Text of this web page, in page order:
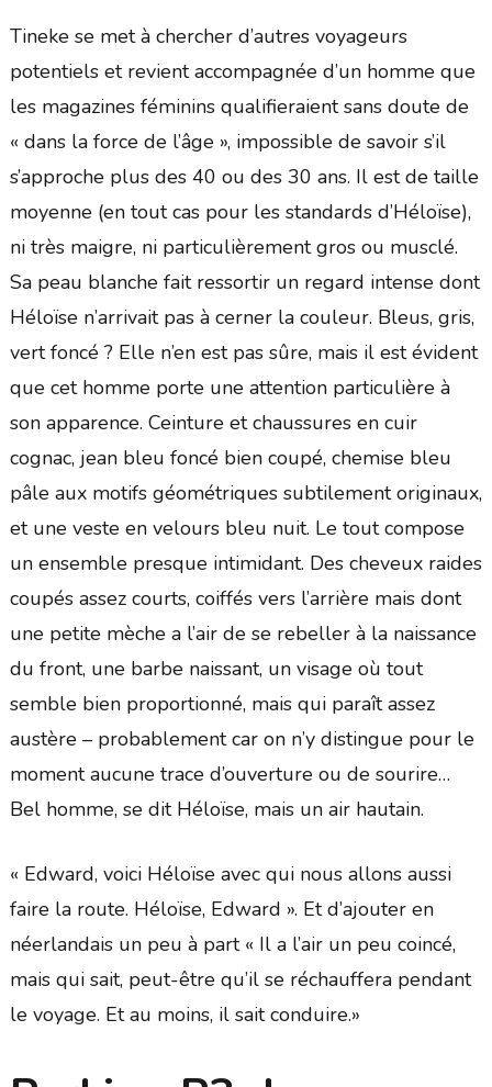
Tineke se met à chercher d’autres voyageurs
potentiels et revient accompagnée d’un homme que
les magazines féminins qualifieraient sans doute de
« dans la force de l’âge », impossible de savoir s’il
s’approche plus des 40 ou des 30 ans. Il est de taille
moyenne (en tout cas pour les standards d’Héloïse),
ni très maigre, ni particulièrement gros ou musclé.
Sa peau blanche fait ressortir un regard intense dont
Héloïse n’arrivait pas à cerner la couleur. Bleus, gris,
vert foncé ? Elle n’en est pas sûre, mais il est évident
que cet homme porte une attention particulière à
son apparence. Ceinture et chaussures en cuir
cognac, jean bleu foncé bien coupé, chemise bleu
pâle aux motifs géométriques subtilement originaux,
et une veste en velours bleu nuit. Le tout compose
un ensemble presque intimidant. Des cheveux raides
coupés assez courts, coiffés vers l’arrière mais dont
une petite mèche a l’air de se rebeller à la naissance
du front, une barbe naissant, un visage où tout
semble bien proportionné, mais qui paraît assez
austère – probablement car on n’y distingue pour le
moment aucune trace d’ouverture ou de sourire…
Bel homme, se dit Héloïse, mais un air hautain.
« Edward, voici Héloïse avec qui nous allons aussi
faire la route. Héloïse, Edward ». Et d’ajouter en
néerlandais un peu à part « Il a l’air un peu coincé,
mais qui sait, peut-être qu’il se réchauffera pendant
le voyage. Et au moins, il sait conduire.»